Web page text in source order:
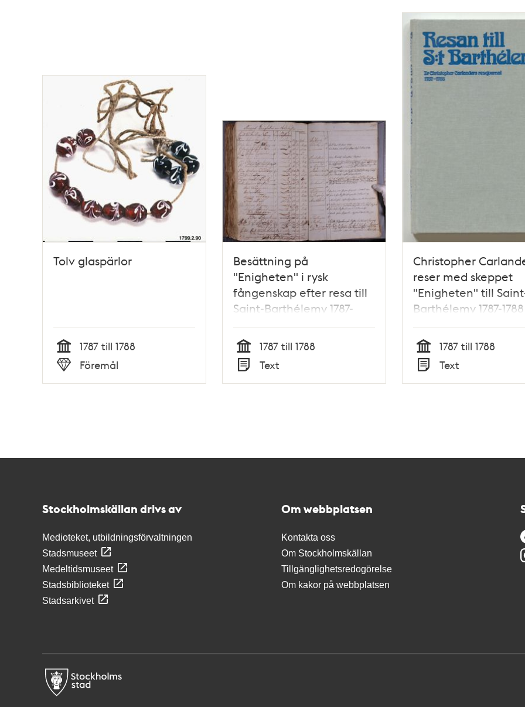
Tolv glaspärlor
Tid
1787 till 1788
Typ
Föremål
Besättning på
"Enigheten" i rysk
fångenskap efter resa till
Saint-Barthélemy 1787-
1788
Tid
1787 till 1788
Typ
Text
Christopher
reser med skeppet
"Enigheten" till
Barthélemy 1787-1788
Tid
1787 till 1788
Typ
Text
Stockholmskällan drivs av
Medioteket, utbildningsförvaltningen
Stadsmuseet
Medeltidsmuseet
Stadsbiblioteket
Stadsarkivet
Om webbplatsen
Kontakta oss
Om Stockholmskällan
Tillgänglighetsredogörelse
Om kakor på webbplatsen